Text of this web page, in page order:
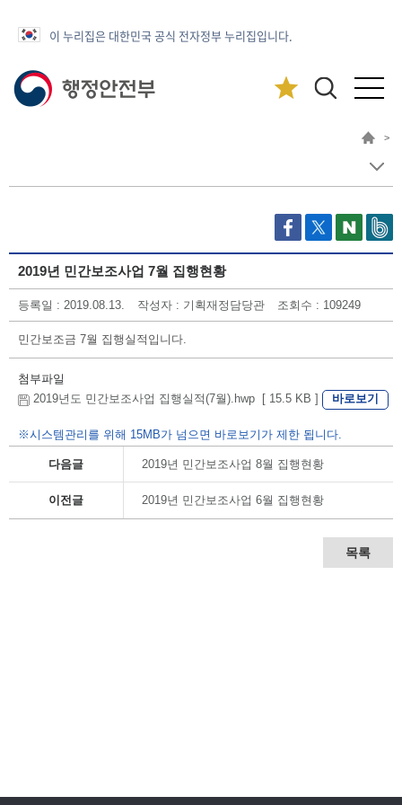
이 누리집은 대한민국 공식 전자정부 누리집입니다.
>
2019년 민간보조사업 7월 집행현황
등록일 : 2019.08.13. 작성자 : 기획재정담당관 조회수 : 109249
민간보조금 7월 집행실적입니다.
첨부파일
2019년도 민간보조사업 집행실적(7월).hwp [ 15.5 KB ]
바로보기
※시스템관리를 위해 15MB가 넘으면 바로보기가 제한 됩니다.
다음글 2019년 민간보조사업 8월 집행현황
이전글 2019년 민간보조사업 6월 집행현황
목록